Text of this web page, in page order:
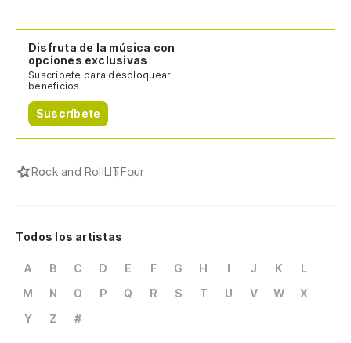
Disfruta de la música con
opciones exclusivas
Suscríbete para desbloquear
beneficios.
Suscríbete
Rock and RollLITFour
Todos los artistas
A B C D E F G H I J K
L
M
N O P Q R S T U V W
X
Y
Z #